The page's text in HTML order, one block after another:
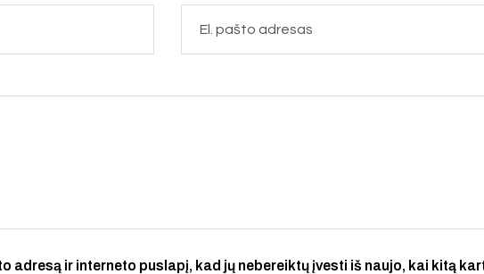
adresą ir interneto puslapį, kad jų nebereiktų įvesti iš naujo, kai kitą